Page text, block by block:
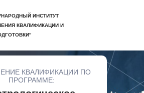
ИНСТИТУТ
КВАЛИФИКАЦИИ И
КВАЛИФИКАЦИИ ПО
ПРОГРАММЕ: